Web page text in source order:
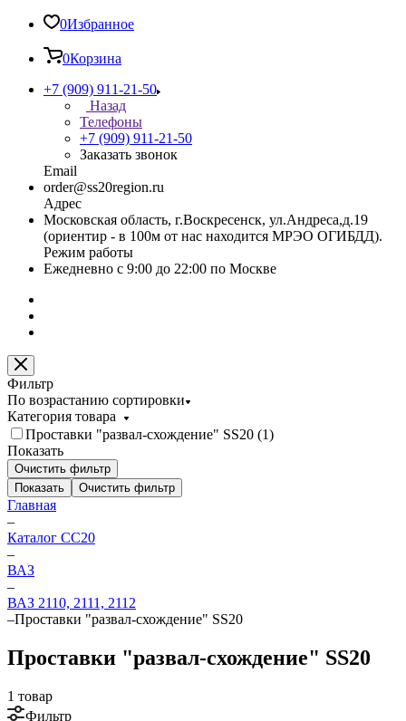
0Избранное
0Корзина
+7 (909) 911-21-50
Назад
Телефоны
+7 (909) 911-21-50
Заказать звонок
Email
order@ss20region.ru
Адрес
Московская область, г.Воскресенск, ул.Андреса,д.19
(ориентир - в 100м от нас находится МРЭО ОГИБДД).
Режим работы
Ежедневно с 9:00 до 22:00 по Москве
Фильтр
По возрастанию сортировки
Категория товара
Проставки "развал-схождение" SS20 (1)
Показать
Очистить фильтр
Показать
Очистить фильтр
Главная
–
Каталог CC20
–
ВАЗ
–
ВАЗ 2110, 2111, 2112
–Проставки "развал-схождение" SS20
Проставки "развал-схождение" SS20
1 товар
Фильтр